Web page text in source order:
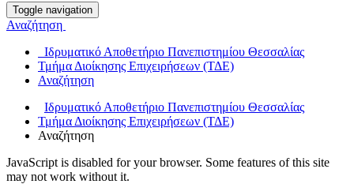
Toggle navigation
Αναζήτηση
Ιδρυματικό Αποθετήριο Πανεπιστημίου Θεσσαλίας
Τμήμα Διοίκησης Επιχειρήσεων (ΤΔΕ)
Αναζήτηση
Ιδρυματικό Αποθετήριο Πανεπιστημίου Θεσσαλίας
Τμήμα Διοίκησης Επιχειρήσεων (ΤΔΕ)
Αναζήτηση
JavaScript is disabled for your browser. Some features of this site
may not work without it.